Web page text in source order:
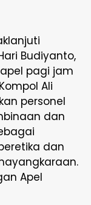
Budiyanto,
apel pagi jam
Ali
personel
dan
dan
Apel